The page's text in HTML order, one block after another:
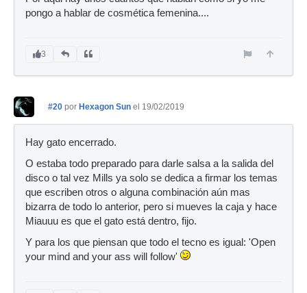
pongo a hablar de cosmética femenina....
3
#20 por Hexagon Sun el 19/02/2019
Hay gato encerrado.
O estaba todo preparado para darle salsa a la salida del
disco o tal vez Mills ya solo se dedica a firmar los temas
que escriben otros o alguna combinación aún mas
bizarra de todo lo anterior, pero si mueves la caja y hace
Miauuu es que el gato está dentro, fijo.
Y para los que piensan que todo el tecno es igual: 'Open
your mind and your ass will follow'